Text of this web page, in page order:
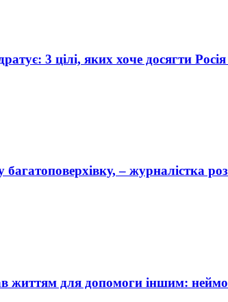
3 цілі, яких хоче досягти
багатоповерхівку, – журналістка
для допомоги іншим: